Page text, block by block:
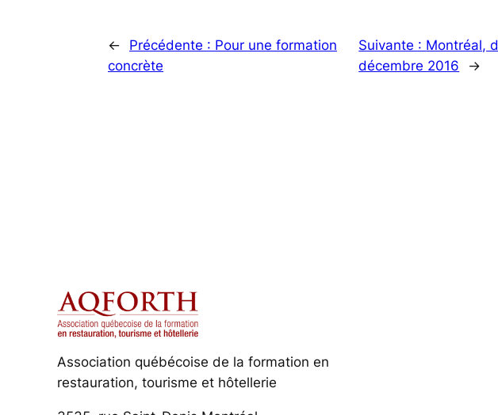
← Précédente : Pour une formation
concrète
Suivante : Montréal,
décembre 2016
→
Association québécoise de la formation en
restauration, tourisme et hôtellerie